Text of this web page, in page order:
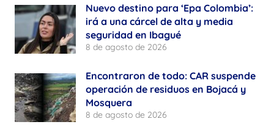
Nuevo destino para ‘Epa Colombia’:
irá a una cárcel de alta y media
seguridad en Ibagué
8 de agosto de 2026
Encontraron de todo: CAR suspende
operación de residuos en Bojacá y
Mosquera
8 de agosto de 2026